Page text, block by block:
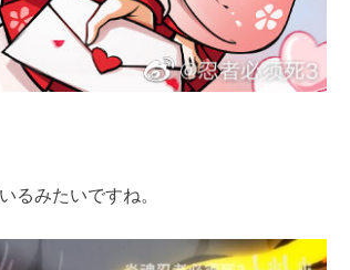
るみたいですね。